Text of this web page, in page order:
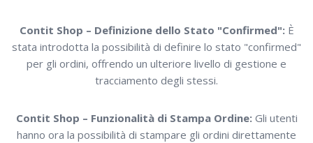
Contit Shop – Definizione dello Stato "Confirmed":È
stata introdotta la possibilità di definire lo stato "confirmed"
per gli ordini, offrendo un ulteriore livello di gestione e
tracciamento degli stessi.
Contit Shop – Funzionalità di Stampa Ordine:Gli utenti
hanno ora la possibilità di stampare gli ordini direttamente